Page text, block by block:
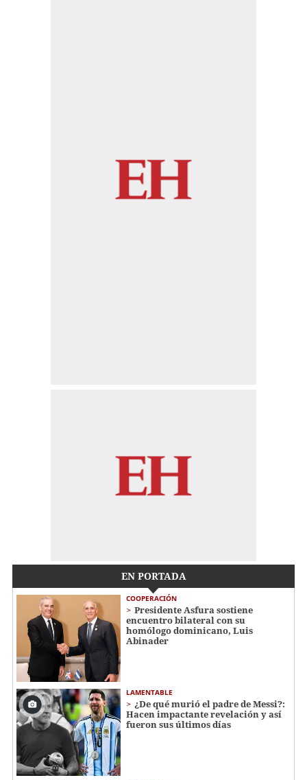
EN PORTADA
COOPERACIÓN
Presidente Asfura sostiene
encuentro bilateral con su
homólogo dominicano, Luis
Abinader
LAMENTABLE
¿De qué murió el padre de Messi?:
Hacen impactante revelación y así
fueron sus últimos días